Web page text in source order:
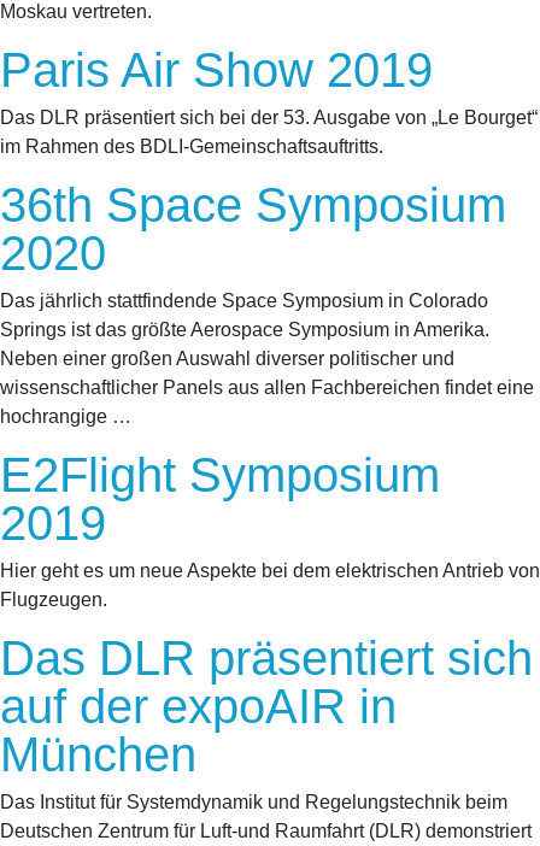
Moskau vertreten.
Paris Air Show 2019
Das DLR präsentiert sich bei der 53. Ausgabe von „Le Bourget“
im Rahmen des BDLI-Gemeinschaftsauftritts.
36th Space Symposium
2020
Das jährlich stattfindende Space Symposium in Colorado
Springs ist das größte Aerospace Symposium in Amerika.
Neben einer großen Auswahl diverser politischer und
wissenschaftlicher Panels aus allen Fachbereichen findet eine
hochrangige …
E2Flight Symposium
2019
Hier geht es um neue Aspekte bei dem elektrischen Antrieb von
Flugzeugen.
Das DLR präsentiert sich
auf der expoAIR in
München
Das Institut für Systemdynamik und Regelungstechnik beim
Deutschen Zentrum für Luft-und Raumfahrt (DLR) demonstriert